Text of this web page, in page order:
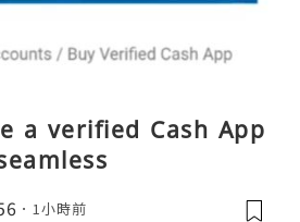
a verified Cash App
1小時前